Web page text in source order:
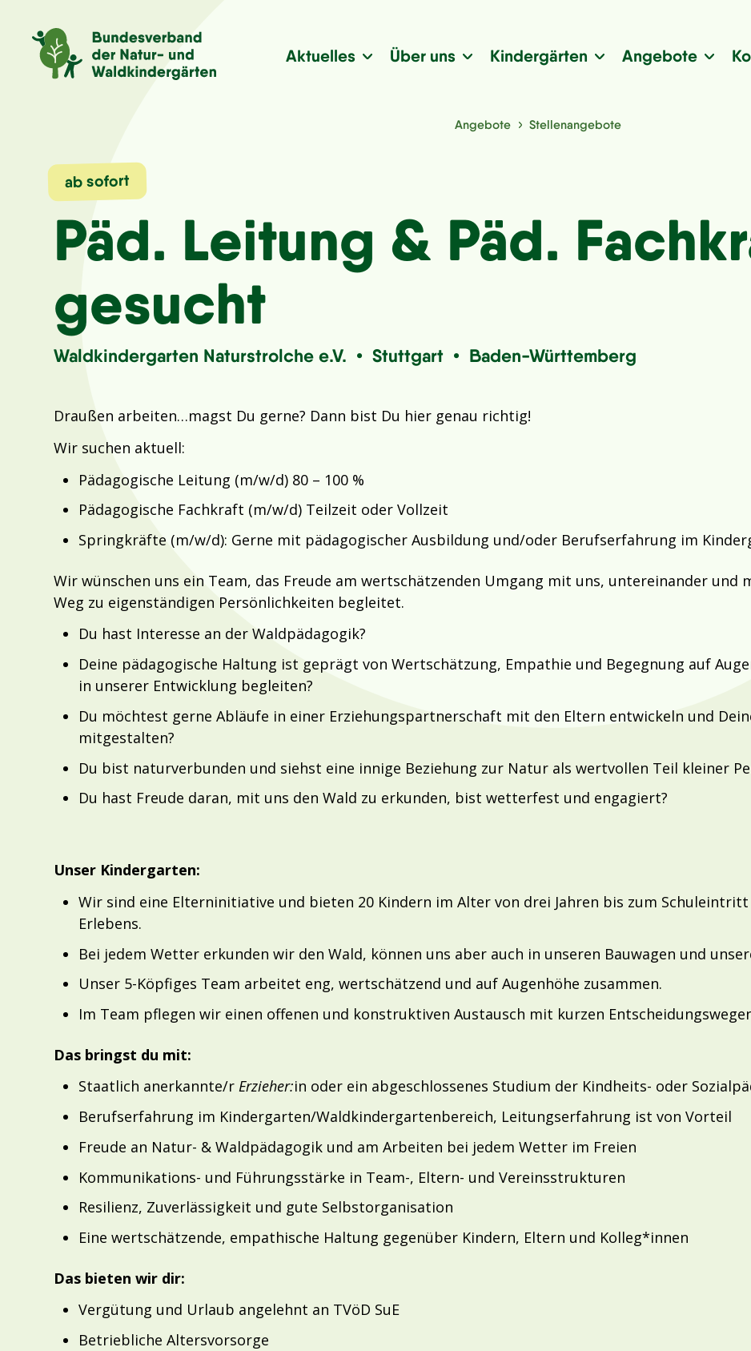
Aktuelles Über uns Kindergärten Angebote
Angebote Stellenangebote
ab sofort
Päd. Leitung & Päd.
gesucht
Waldkindergarten Naturstrolche e.V. • Stuttgart • Baden-Württemberg
Draußen arbeiten…magst Du gerne? Dann bist Du hier genau richtig!
Wir suchen aktuell:
Pädagogische Leitung (m/w/d) 80 – 100 %
Pädagogische Fachkraft (m/w/d) Teilzeit oder Vollzeit
Springkräfte (m/w/d): Gerne mit pädagogischer Ausbildung und/oder Berufserfahrung im
Wir wünschen uns ein Team, das Freude am wertschätzenden Umgang mit uns, untereinander und
Weg zu eigenständigen Persönlichkeiten begleitet.
Du hast Interesse an der Waldpädagogik?
Deine pädagogische Haltung ist geprägt von Wertschätzung, Empathie und Begegnung auf
in unserer Entwicklung begleiten?
Du möchtest gerne Abläufe in einer Erziehungspartnerschaft mit den Eltern entwickeln und
mitgestalten?
Du bist naturverbunden und siehst eine innige Beziehung zur Natur als wertvollen Teil kleiner
Du hast Freude daran, mit uns den Wald zu erkunden, bist wetterfest und engagiert?
Unser Kindergarten:
Wir sind eine Elterninitiative und bieten 20 Kindern im Alter von drei Jahren bis zum
Erlebens.
Bei jedem Wetter erkunden wir den Wald, können uns aber auch in unseren Bauwagen und
Unser 5-Köpfiges Team arbeitet eng, wertschätzend und auf Augenhöhe zusammen.
Im Team pflegen wir einen offenen und konstruktiven Austausch mit kurzen
Das bringst du mit:
Staatlich anerkannte/rErzieher:in oder ein abgeschlossenes Studium der Kindheits- oder
Berufserfahrung im Kindergarten/Waldkindergartenbereich, Leitungserfahrung ist von Vorteil
Freude an Natur- & Waldpädagogik und am Arbeiten bei jedem Wetter im Freien
Kommunikations- und Führungsstärke in Team-, Eltern- und Vereinsstrukturen
Resilienz, Zuverlässigkeit und gute Selbstorganisation
Eine wertschätzende, empathische Haltung gegenüber Kindern, Eltern und Kolleg*innen
Das bieten wir dir:
Vergütung und Urlaub angelehnt an TVöD SuE
Betriebliche Altersvorsorge